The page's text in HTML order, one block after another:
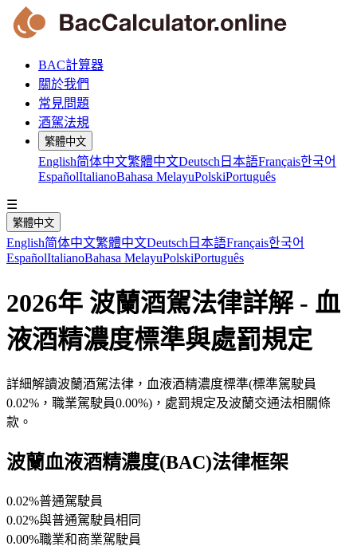
BAC計算器
關於我們
常見問題
酒駕法規
繁體中文
English简体中文繁體中文Deutsch 日本語Français한국어
EspañolItalianoBahasa MelayuPolskiPortuguês
☰
繁體中文
English简体中文繁體中文Deutsch 日本語Français한국어
EspañolItalianoBahasa MelayuPolskiPortuguês
2026年 波蘭酒駕法律詳解 - 血
液酒精濃度標準與處罰規定
詳細解讀波蘭酒駕法律，血液酒精濃度標準(標準駕駛員
0.02%，職業駕駛員0.00%)，處罰規定及波蘭交通法相關條
款。
波蘭血液酒精濃度(BAC)法律框架
0.02%普通駕駛員
0.02%與普通駕駛員相同
0.00%職業和商業駕駛員